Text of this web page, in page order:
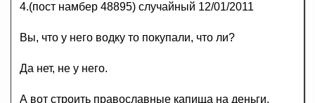
4.(пост намбер 48895) случайный 12/01/2011
Вы, что у него водку то покупали, что ли?
Да нет, не у него.
А вот строить православные капища на деньги,